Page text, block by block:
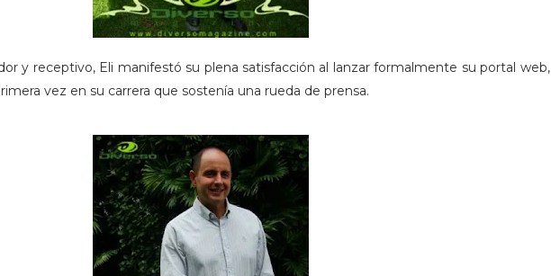
y receptivo, Eli manifestó su plena satisfacción al lanzar formalmente su portal web,
vez en su carrera que sostenía una rueda de prensa.